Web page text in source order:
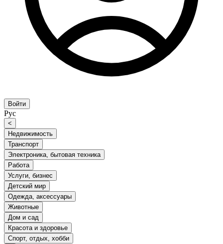
Войти
Рус
<
Недвижимость
Транспорт
Электроника, бытовая техника
Работа
Услуги, бизнес
Детский мир
Одежда, аксессуары
Животные
Дом и сад
Красота и здоровье
Спорт, отдых, хобби